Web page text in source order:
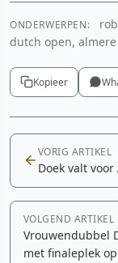
ONDERWERPEN:
dutch open, almere
Kopieer
VORIG ARTIKEL
Doek valt
VOLGEND ARTIKEL
Vrouwendubbel
met finaleplek